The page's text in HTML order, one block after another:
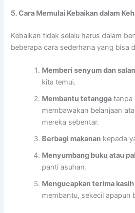
5. Cara Memulai Kebaikan dalam
Kebaikan tidak selalu harus dalam
beberapa cara sederhana yang bisa
Memberi senyum dan
kita temui.
Membantu tetangga tanpa
membawakan belanjaan
mereka sebentar.
Berbagi makanan kepada
Menyumbang buku atau
panti asuhan.
Mengucapkan terima kasih
membantu, sekecil apapun